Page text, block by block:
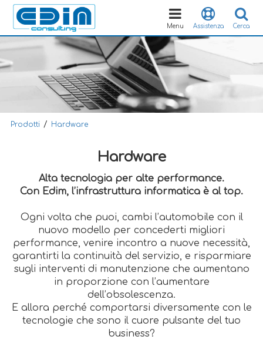
Cerca
Assistenza
Toggle
navigation
Menu
Prodotti / Hardware
Hardware
Alta tecnologia per alte performance.
Con Edim, l’infrastruttura informatica è al top.
Ogni volta che puoi, cambi l’automobile con il
nuovo modello per concederti migliori
performance, venire incontro a nuove necessità,
garantirti la continuità del servizio, e risparmiare
sugli interventi di manutenzione che aumentano
in proporzione con l’aumentare
dell’obsolescenza.
E allora perché comportarsi diversamente con le
tecnologie che sono il cuore pulsante del tuo
business?